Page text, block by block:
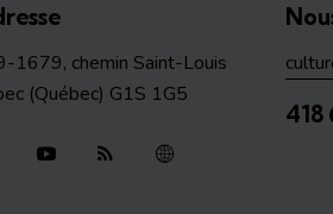
1679, chemin Saint-Louis
(Québec) G1S 1G5
418